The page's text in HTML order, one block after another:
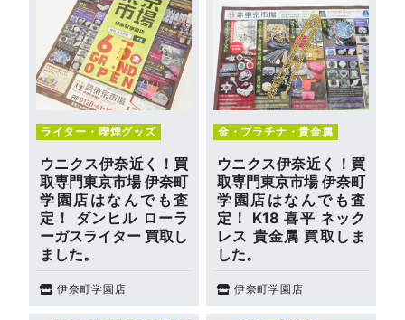
ライター・喫煙グッズ
ウニクス伊奈近く！買
取専門東京市場 伊奈町
学園店はなんでも査
定！ ダンヒル ローラ
ーガスライター 買取し
ました。
伊奈町学園店
金・プラチナ・貴金属
ウニクス伊奈近く！買
取専門東京市場 伊奈町
学園店はなんでも査
定！ K18 喜平 ネック
レス 貴金属 買取しま
した。
伊奈町学園店